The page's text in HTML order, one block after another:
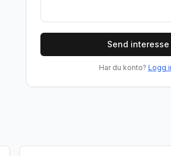
Send interesse
Har du konto? Logg